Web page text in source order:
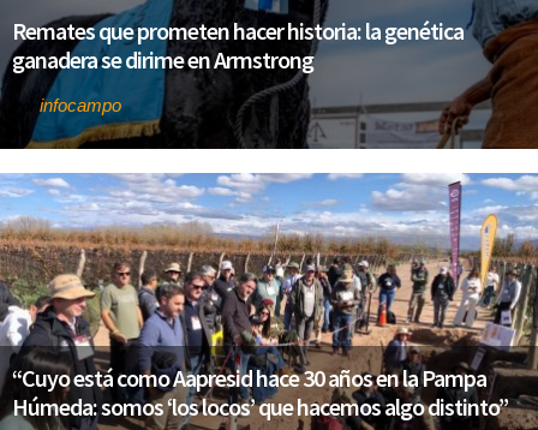
Remates que prometen hacer historia: la genética
ganadera se dirime en Armstrong
infocampo
“Cuyo está como Aapresid hace 30 años en la Pampa
Húmeda: somos ‘los locos’ que hacemos algo distinto”